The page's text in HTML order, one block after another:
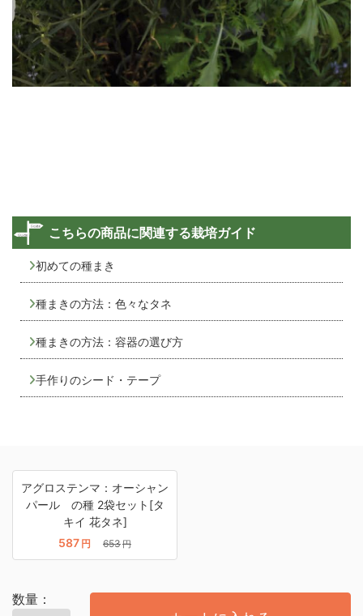
こちらの商品に関連する栽培ガイド
初めての種まき
種まきの方法：色々なタネ
種まきの方法：容器の選び方
手作りのシード・テープ
アグロステンマ：オーシャン
パール の種 2袋セット[タ
キイ 花タネ]
587 円 653円
数量：